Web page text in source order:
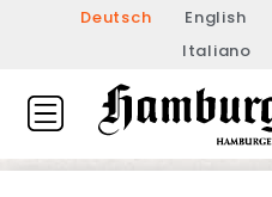
Deutsch English
Italiano